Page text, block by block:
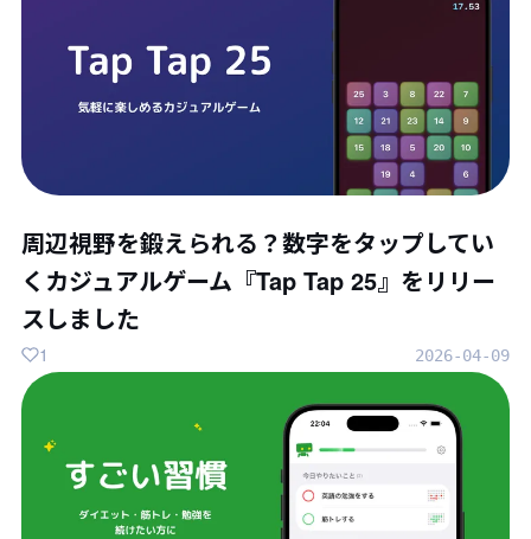
周辺視野を鍛えられる？数字をタップしてい
くカジュアルゲーム『Tap Tap 25』をリリー
スしました
2026-04-09
1